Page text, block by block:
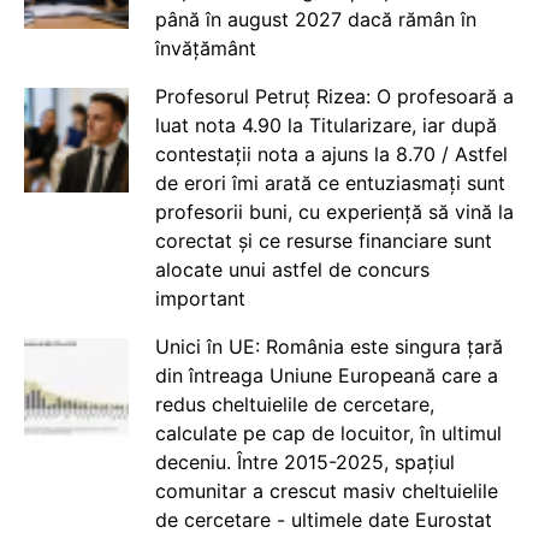
până în august 2027 dacă rămân în
învățământ
Profesorul Petruț Rizea: O profesoară a
luat nota 4.90 la Titularizare, iar după
contestații nota a ajuns la 8.70 / Astfel
de erori îmi arată ce entuziasmați sunt
profesorii buni, cu experiență să vină la
corectat și ce resurse financiare sunt
alocate unui astfel de concurs
important
Unici în UE: România este singura țară
din întreaga Uniune Europeană care a
redus cheltuielile de cercetare,
calculate pe cap de locuitor, în ultimul
deceniu. Între 2015-2025, spațiul
comunitar a crescut masiv cheltuielile
de cercetare - ultimele date Eurostat